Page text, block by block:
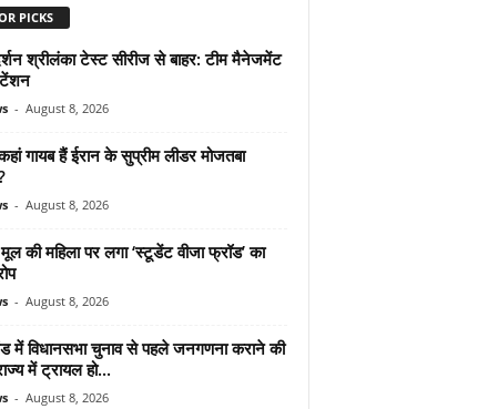
PICKS
श्रीलंका टेस्ट सीरीज से बाहर: टीम मैनेजमेंट
टेंशन
- August 8, 2026
गायब हैं ईरान के सुप्रीम लीडर मोजतबा
- August 8, 2026
की महिला पर लगा ‘स्टूडेंट वीजा फ्रॉड’ का
- August 8, 2026
में विधानसभा चुनाव से पहले जनगणना कराने की
में ट्रायल हो...
- August 8, 2026